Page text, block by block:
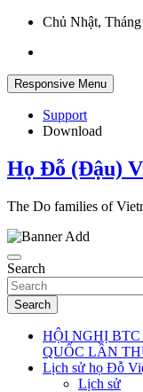
Skip
content
Chủ Nhật,
Responsive Menu
Support
Download
Họ Đỗ (Đậu)
The Do families of
Search
Search
HỘI NGHỊ
QUỐC LẦN
Lịch sử họ Đỗ
Lịch sử